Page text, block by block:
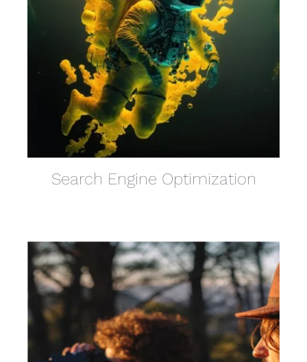
Search Engine Optimization